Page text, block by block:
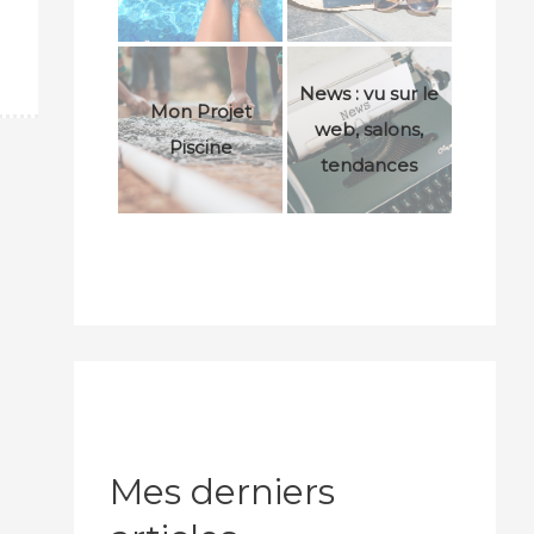
Mon Projet
Piscine
News : vu sur le
web, salons,
tendances
Mes derniers